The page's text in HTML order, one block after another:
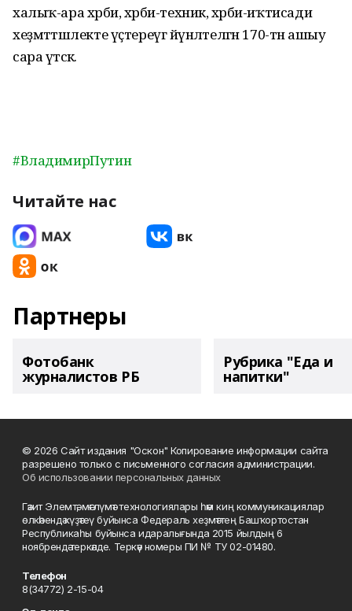
халыҡ-ара хәрби, хәрби-техник, хәрби-иҡтисади
хеҙмәттәшлекте үҫтереүгә йүнәлтелгән 170-тән ашыу
сара үтәсәк.
#ВладимирПутин
Читайте нас
Партнеры
Фотобанк
журналистов РБ
Рубрика "Еда и
напитки"
© 2026 Сайт издания "Оскон" Копирование информации сайта
разрешено только с письменного согласия администрации.
Об использовании персональных данных
Гәзит Элемтә, мәғлүмәт технологиялары һәм киң коммуникациялар
өлкәһендә күҙәтеү буйынса Федераль хеҙмәттең Башҡортостан
Республикаһы буйынса идаралығында 2015 йылдың 6
ноябрендә теркәлде. Теркәү номеры ПИ № ТУ 02-01480.
Телефон
8(34772) 2-15-04